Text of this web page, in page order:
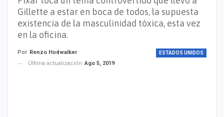
Gillette a estar en boca de todos, la supuesta
existencia de la masculinidad tóxica, esta vez
en la oficina.
ESTADOS UNIDOS
Por Renzo Hodwalker
Última actualización Ago 5, 2019